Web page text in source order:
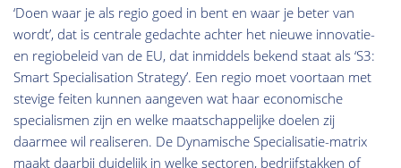
‘Doen waar je als regio goed in bent en waar je beter van
wordt’, dat is centrale gedachte achter het nieuwe innovatie-
en regiobeleid van de EU, dat inmiddels bekend staat als ‘S3:
Smart Specialisation Strategy’. Een regio moet voortaan met
stevige feiten kunnen aangeven wat haar economische
specialismen zijn en welke maatschappelijke doelen zij
daarmee wil realiseren. De Dynamische Specialisatie-matrix
maakt daarbij duidelijk in welke sectoren, bedrijfstakken of